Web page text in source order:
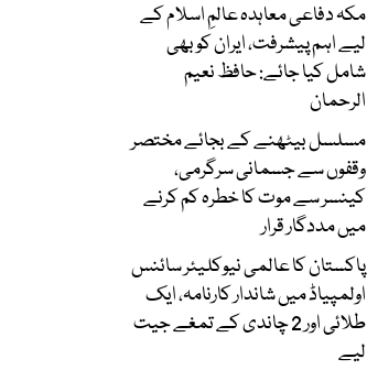
مکہ دفاعی معاہدہ عالمِ اسلام کے
لیے اہم پیشرفت، ایران کو بھی
شامل کیا جائے: حافظ نعیم
الرحمان
مسلسل بیٹھنے کے بجائے مختصر
وقفوں سے جسمانی سرگرمی،
کینسر سے موت کا خطرہ کم کرنے
میں مددگار قرار
پاکستان کا عالمی نیوکلیئر سائنس
اولمپیاڈ میں شاندار کارنامہ، ایک
طلائی اور 2 چاندی کے تمغے جیت
لیے